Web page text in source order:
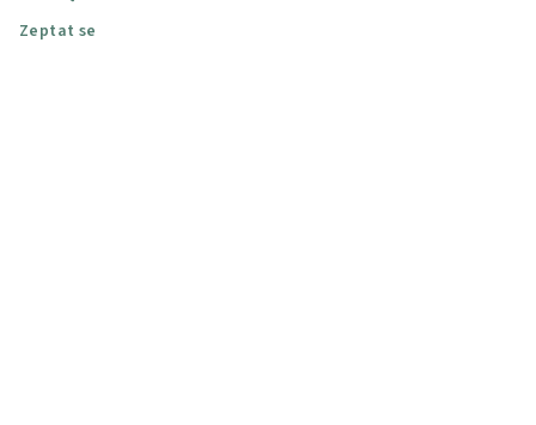
Zeptat se